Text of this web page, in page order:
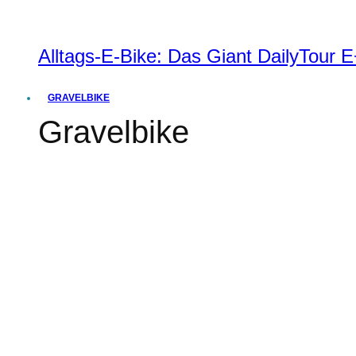
Alltags-E-Bike: Das Giant DailyTour
GRAVELBIKE
Gravelbike